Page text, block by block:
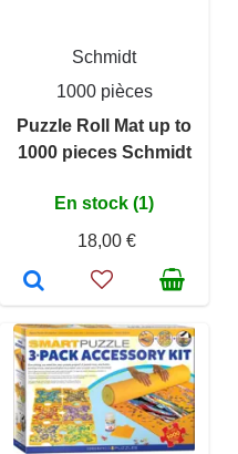
Schmidt
1000 pièces
Puzzle Roll Mat up to
1000 pieces Schmidt
En stock (1)
18,00 €